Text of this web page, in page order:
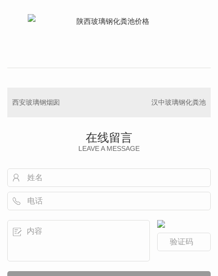
西安玻璃钢烟囱 汉中玻璃钢化粪池
在线留言
LEAVE A MESSAGE